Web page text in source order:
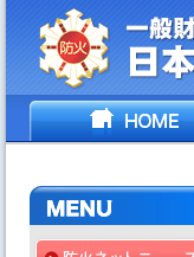
一般財
HOME